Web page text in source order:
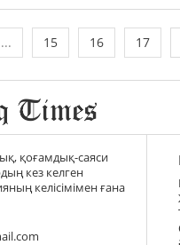
... 15 16 17
қоғамдық-саяси
кез келген
келісімімен ғана